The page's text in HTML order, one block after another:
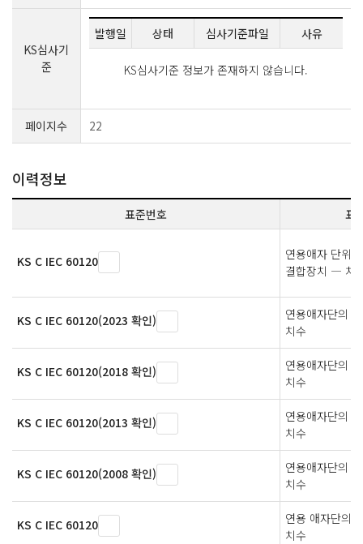
KS심사기
준
발행일 상태 심사기준파일 사유
KS심사기준 정보가 존재하지 않습니다.
페이지수 22
이력정보
표준번호 표
KS C IEC 60120
연용애자 단위
결합장치 ― 치
KS C IEC 60120(2023 확인)
연용애자단의
치수
KS C IEC 60120(2018 확인)
연용애자단의
치수
KS C IEC 60120(2013 확인)
연용애자단의
치수
KS C IEC 60120(2008 확인)
연용애자단의
치수
KS C IEC 60120
연용 애자단의
치수